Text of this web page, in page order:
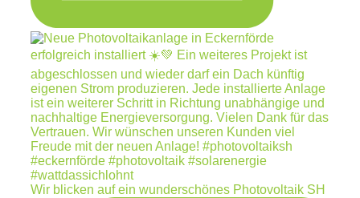
Wir blicken auf ein wunderschönes Photovoltaik SH